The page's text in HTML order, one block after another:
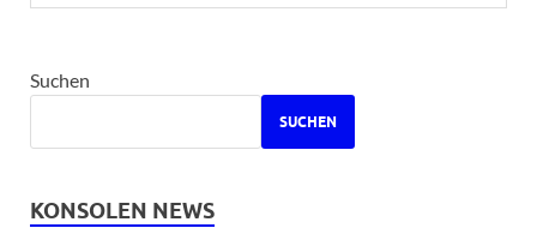
Suchen
SUCHEN
KONSOLEN NEWS